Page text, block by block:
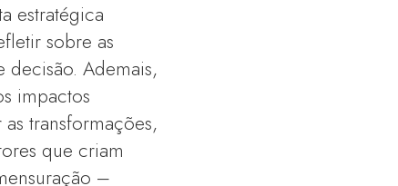
estratégica
sobre as
Ademais,
impactos
transformações,
que criam
–